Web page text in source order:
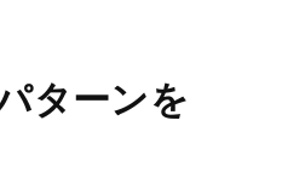
ターンを